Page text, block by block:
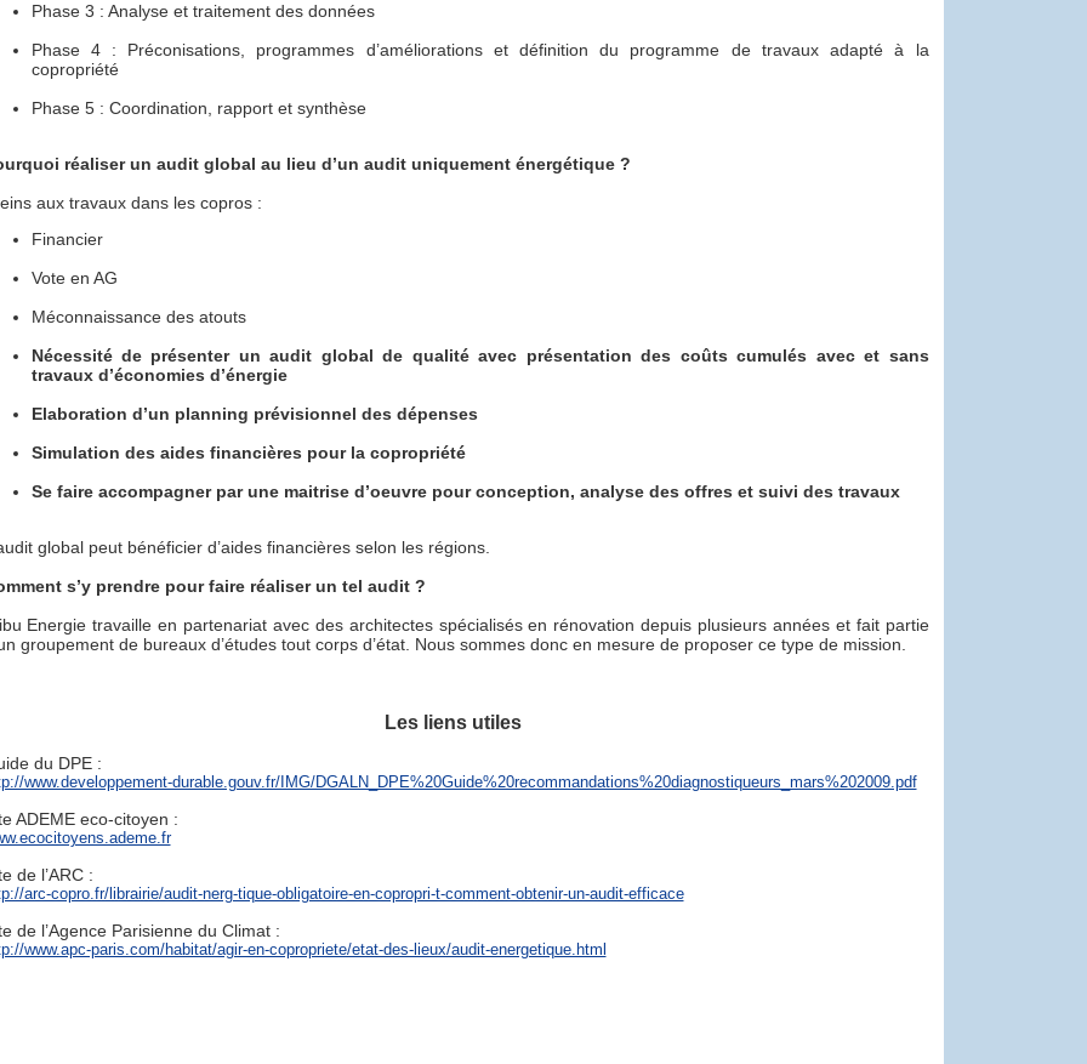
Phase 3 : Analyse et traitement des données
Phase 4 : Préconisations, programmes d’améliorations et définition du programme de travaux adapté à la
copropriété
Phase 5 : Coordination, rapport et synthèse
réaliser un audit global au lieu d’un audit uniquement énergétique ?
aux travaux dans les copros :
Financier
Vote en AG
Méconnaissance des atouts
Nécessité de présenter un audit global de qualité avec présentation des coûts cumulés avec et sans
travaux d’économies d’énergie
Elaboration d’un planning prévisionnel des dépenses
Simulation des aides financières pour la copropriété
Se faire accompagner par une maitrise d’oeuvre pour conception, analyse des offres et suivi des travaux
global peut bénéficier d’aides financières selon les régions.
s’y prendre pour faire réaliser un tel audit ?
Energie travaille en partenariat avec des architectes spécialisés en rénovation depuis plusieurs années et fait partie
groupement de bureaux d’études tout corps d’état. Nous sommes donc en mesure de proposer ce type de mission.
Les liens utiles
du DPE :
www.developpement-durable.gouv.fr/IMG/DGALN_DPE%20Guide%20recommandations%20diagnostiqueurs_mars%202009.pdf
ADEME eco-citoyen :
de l’ARC :
arc-copro.fr/librairie/audit-nerg-tique-obligatoire-en-copropri-t-comment-obtenir-un-audit-efficace
de l’Agence Parisienne du Climat :
www.apc-paris.com/habitat/agir-en-copropriete/etat-des-lieux/audit-energetique.html